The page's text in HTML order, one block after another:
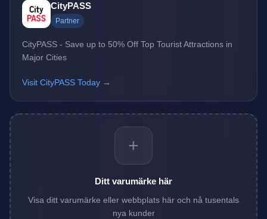
CityPASS
Partner
CityPASS - Save up to 50% Off Top Tourist Attractions in
Major Cities
Visit CityPASS Today →
+
Ditt varumärke här
Visa ditt varumärke eller webbplats här och nå tusentals
nya kunder